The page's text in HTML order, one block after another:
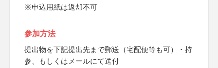
※申込用紙は返却不可
参加方法
提出物を下記提出先まで郵送（宅配便等も可）・持
参、もしくはメールにて送付